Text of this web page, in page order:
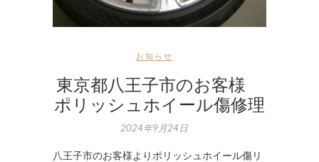
お知らせ
東京都八王子市のお客様
ポリッシュホイール傷修理
2024年9月24日
八王子市のお客様よりポリッシュホイール傷リ